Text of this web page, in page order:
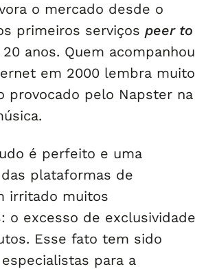
o mercado desde o
primeiros serviços peer to
20 anos. Quem acompanhou
em 2000 lembra muito
provocado pelo Napster na
é perfeito e uma
plataformas de
irritado muitos
o excesso de exclusividade
Esse fato tem sido
para a